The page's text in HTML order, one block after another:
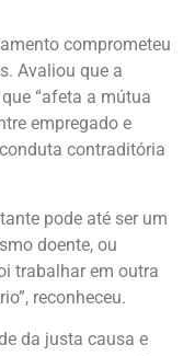
comprometeu
Avaliou que a
“afeta a mútua
empregado e
contraditória
pode até ser um
doente, ou
trabalhar em outra
reconheceu.
da justa causa e